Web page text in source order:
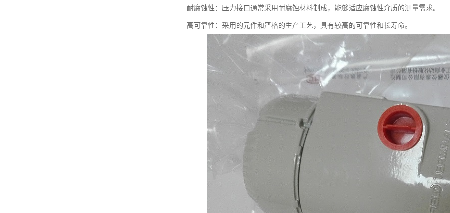
耐腐蚀性：压力接口通常采用耐腐蚀材料制成，能够适应腐蚀性介质的测量需求。
高可靠性：采用的元件和严格的生产工艺，具有较高的可靠性和长寿命。